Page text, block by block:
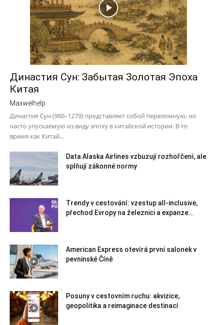
Династия Сун: Забытая Золотая Эпоха
Китая
Maxwelhelp
Династия Сун (960–1279) представляет собой переломную, но
часто упускаемую из виду эпоху в китайской истории. В то
время как Китай...
Data Alaska Airlines vzbuzují rozhořčení, ale
splňují zákonné normy
Trendy v cestování: vzestup all-inclusive,
přechod Evropy na železnici a expanze...
American Express otevírá první salonek v
pevninské Číně
Posuny v cestovním ruchu: akvizice,
geopolitika a reimaginace destinací